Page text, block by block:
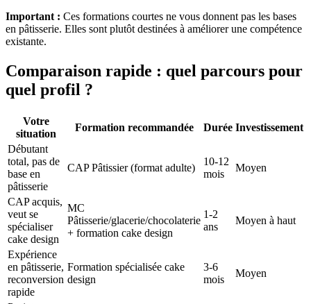
Important : Ces formations courtes ne vous donnent pas les bases
en pâtisserie. Elles sont plutôt destinées à améliorer une compétence
existante.
Comparaison rapide : quel parcours pour
quel profil ?
Votre
situation
Formation recommandée Durée Investissement
Débutant
total, pas de
base en
pâtisserie
CAP Pâtissier (format adulte)
10-12
mois
Moyen
CAP acquis,
veut se
spécialiser
cake design
MC
Pâtisserie/glacerie/chocolaterie
+ formation cake design
1-2
ans
Moyen à haut
Expérience
en pâtisserie,
reconversion
rapide
Formation spécialisée cake
design
3-6
mois
Moyen